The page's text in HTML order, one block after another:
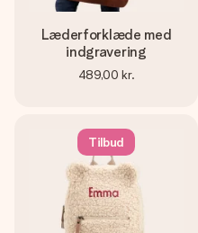
Læderforklæde med
indgravering
489,00 kr.
Tilbud